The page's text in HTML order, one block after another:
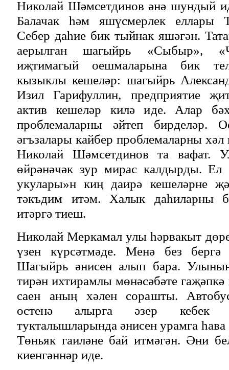
Николай Шәмсетдинов әнә шундый
Балачак һәм яшүсмерлек еллары
Себер даһие бик тыйнак яшәгән.
аерылган шагыйрь «Сыбыр»,
иҗтимагый оешмаларына бик
кызыклы кешеләр: шагыйрь
Изил Гарифуллин, предприятие
актив кешеләр килә иде. Алар
проблемаларны әйтеп бирделәр.
әгъзалары кайбер проблемаларны
Николай Шәмсетдинов та вафат.
өйрәнәчәк зур мирас калдырды. Ел
укулары»н киң даирә кешеләрне
тәкъдим итәм. Халык даһиларны
итәргә тиеш.
Николай Меркамал улы һәрвакыт
үзен күрсәтмәде. Менә без бергә
Шагыйрь әнисен алып бара.
тирән ихтирамлы мөнәсәбәте
саен аның хәлен сорашты.
өстенә алырга әзер кебек
тукталышларында әнисен урамга
Төньяк гаиләне бай итмәгән. Әни
киенгәннәр иде.